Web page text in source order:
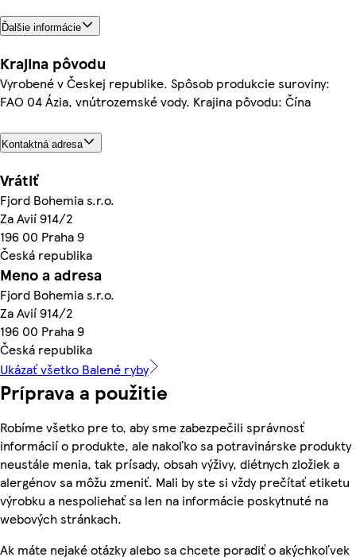
Ďalšie informácie
Krajina pôvodu
Vyrobené v Českej republike. Spôsob produkcie suroviny:
FAO 04 Ázia, vnútrozemské vody. Krajina pôvodu: Čína
Kontaktná adresa
Vrátiť
Fjord Bohemia s.r.o.
Za Avií 914/2
196 00 Praha 9
Česká republika
Meno a adresa
Fjord Bohemia s.r.o.
Za Avií 914/2
196 00 Praha 9
Česká republika
Ukázať všetko Balené ryby
Príprava a použitie
Robíme všetko pre to, aby sme zabezpečili správnosť
informácií o produkte, ale nakoľko sa potravinárske produkty
neustále menia, tak prísady, obsah výživy, diétnych zložiek a
alergénov sa môžu zmeniť. Mali by ste si vždy prečítať etiketu
výrobku a nespoliehať sa len na informácie poskytnuté na
webových stránkach.
Ak máte nejaké otázky alebo sa chcete poradiť o akýchkoľvek